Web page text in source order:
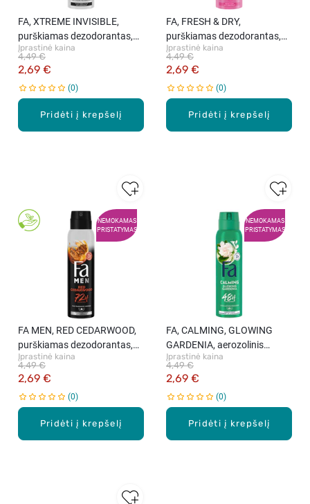
Pridėti į krepšelį
FA, XTREME INVISIBLE,
purškiamas dezodorantas,
150 ml
Įprastinė kaina
2,69 €
4,49 €
0
Pridėti į krepšelį
FA, FRESH & DRY,
purškiamas dezodorantas,
150 ml
Įprastinė kaina
2,69 €
4,49 €
0
NEMOKAMAS
PRISTATYMAS
Pridėti į krepšelį
FA MEN, RED CEDARWOOD,
purškiamas dezodorantas,
150 ml
Įprastinė kaina
2,69 €
4,49 €
0
NEMOKAMAS
PRISTATYMAS
Pridėti į krepšelį
FA, CALMING, GLOWING
GARDENIA, aerozolinis
dezodorantas, 150 ml.
Įprastinė kaina
2,69 €
4,49 €
0